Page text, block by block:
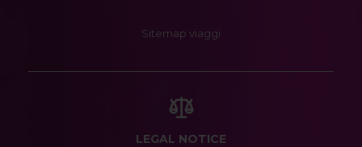
Sitemap viaggi
LEGAL NOTICE